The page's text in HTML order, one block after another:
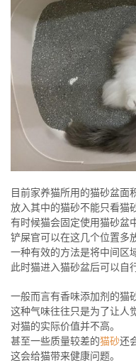
目前家养猫所用的猫砂盆面
放入其中的猫砂不能只看猫
有时候猫会固定使用猫砂盆
铲屎官可以在这几个位置多
一种有效的方法是将中间区
此时猫进入猫砂盆后可以自
一般而言有香味添加剂的猫
这种气味往往只是为了让人
对猫的实际价值并不高。
甚至一些质量较差的猫砂还
这会给猫带来健康问题。